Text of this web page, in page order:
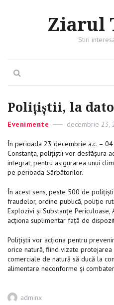
Ziarul
Stiri
Polițiștii, la
Categories
Evenimente
Posted
decembrie 23,
În perioada 23 decembrie a.c. –
Constanţa, polițiștii vor desfăşura
integrat, pentru asigurarea unui
pe perioada Sărbătorilor.
În acest sens, peste 500 de
fraudelor, ordine publică, poliţie
Explozivi și Substanțe
acţiona suplimentar faţă de
Poliţiştii vor acţiona pentru
orice natură, fiind vizate
comerciale de natură să ducă la
alimentare neconforme şi
Author
adminx